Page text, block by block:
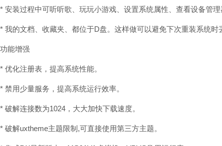
* 安装过程中可听听歌、玩玩小游戏、设置系统属性、查看设备管
* 我的文档、收藏夹、都位于D盘。这样做可以避免下次重装系统时
功能增强
* 优化注册表，提高系统性能。
* 禁用少量服务，提高系统运行效率。
* 破解连接数为1024，大大加快下载速度。
* 破解uxtheme主题限制,可直接使用第三方主题。